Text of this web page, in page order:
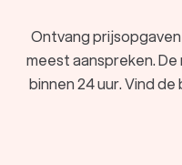
Ontvang
meest aanspreken.
binnen 24 uur. Vind